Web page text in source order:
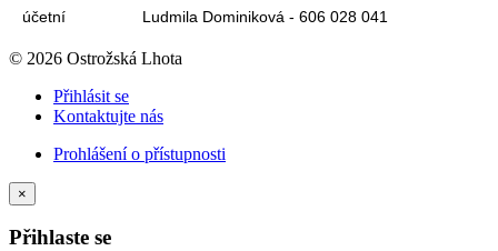
účetní
Ludmila Dominiková - 606 028 041
© 2026 Ostrožská Lhota
Přihlásit se
Kontaktujte nás
Prohlášení o přístupnosti
×
Přihlaste se